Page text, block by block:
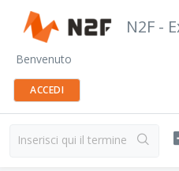
N2F -
Benvenuto
ACCEDI